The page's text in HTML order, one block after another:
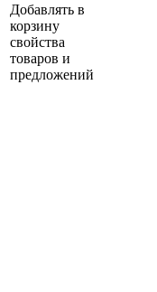
Добавлять в
корзину
свойства
товаров и
предложений